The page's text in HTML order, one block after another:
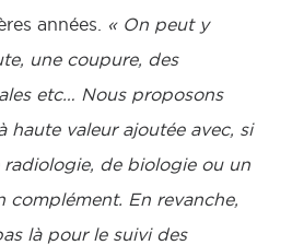
années.
« On peut y
une coupure, des
etc… Nous proposons
haute valeur ajoutée avec, si
radiologie, de biologie ou un
complément. En revanche,
là pour le suivi des